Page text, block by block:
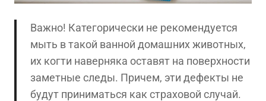
Важно! Категорически не рекомендуется
мыть в такой ванной домашних животных,
их когти наверняка оставят на поверхности
заметные следы. Причем, эти дефекты не
будут приниматься как страховой случай.